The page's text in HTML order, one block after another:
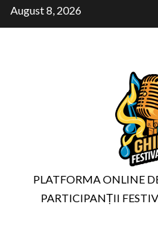
Skip
to
August 8, 2026
PLATFORMA ONLINE
PARTICIPANȚII